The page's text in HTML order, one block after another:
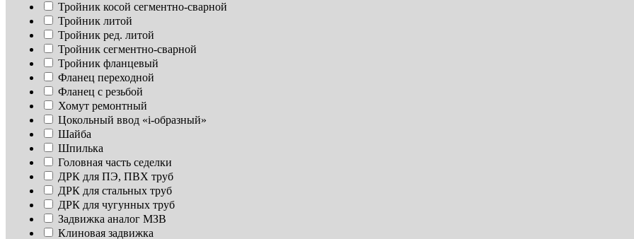
Тройник косой сегментно-сварной
Тройник литой
Тройник ред. литой
Тройник сегментно-сварной
Тройник фланцевый
Фланец переходной
Фланец с резьбой
Хомут ремонтный
Цокольный ввод «i-образный»
Шайба
Шпилька
Головная часть седелки
ДРК для ПЭ, ПВХ труб
ДРК для стальных труб
ДРК для чугунных труб
Задвижка аналог МЗВ
Клиновая задвижка